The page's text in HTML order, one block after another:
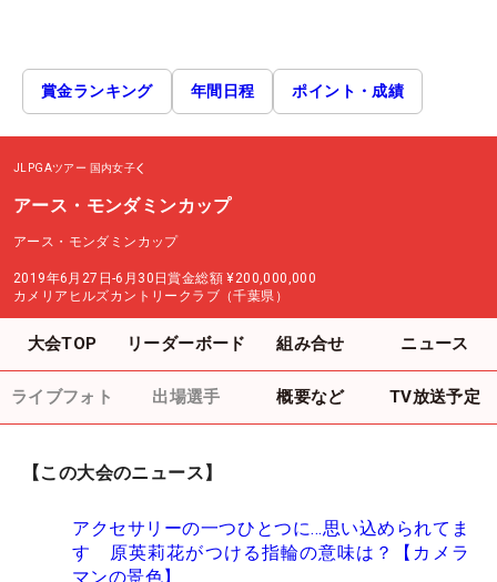
賞金ランキング 年間日程 ポイント・成績
JLPGAツアー 国内女子
アース・モンダミンカップ
アース・モンダミンカップ
2019年6月27日-6月30日賞金総額 ¥200,000,000
カメリアヒルズカントリークラブ（千葉県）
大会TOP リーダーボード 組み合せ ニュース
ライブフォト 出場選手 概要など TV放送予定
【この大会のニュース】
アクセサリーの一つひとつに…思い込められてま
す 原英莉花がつける指輪の意味は？【カメラ
マンの景色】